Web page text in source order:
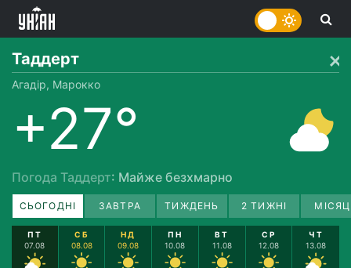
Таддерт
Агадір, Марокко
+27°
Погода Таддерт: Майже безхмарно
СЬОГОДНІ ЗАВТРА ТИЖДЕНЬ 2 ТИЖНІ
ПТ
07.08
СБ
08.08
НД
09.08
ПН
10.08
ВТ
11.08
СР
12.08
ЧТ
13.08